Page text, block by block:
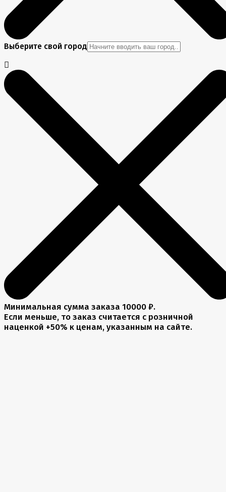
Выберите свой город
Минимальная сумма заказа 10000 ₽.
Если меньше, то заказ считается с розничной
наценкой +50% к ценам, указанным на сайте.